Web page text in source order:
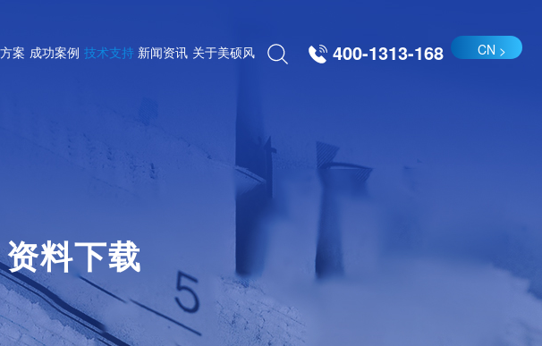
案 成功案例 技术支持 新闻资讯 关于美硕风 400-1313-168 CN
料下载